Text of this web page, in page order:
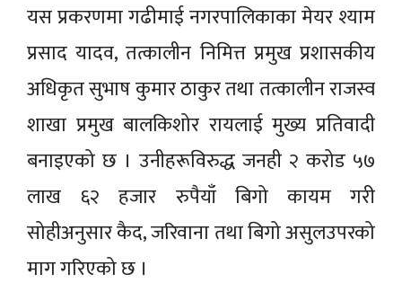
यस प्रकरणमा गढीमाई नगरपालिकाका मेयर श्याम
प्रसाद यादव, तत्कालीन निमित्त प्रमुख प्रशासकीय
अधिकृत सुभाष कुमार ठाकुर तथा तत्कालीन राजस्व
शाखा प्रमुख बालकिशोर रायलाई मुख्य प्रतिवादी
बनाइएको छ । उनीहरूविरुद्ध जनही २ करोड ५७
लाख ६२ हजार रुपैयाँ बिगो कायम गरी
सोहीअनुसार कैद, जरिवाना तथा बिगो असुलउपरको
माग गरिएको छ ।